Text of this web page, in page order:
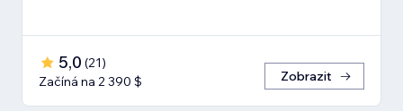
5,0 (21)
Začíná na 2 390 $
Zobrazit